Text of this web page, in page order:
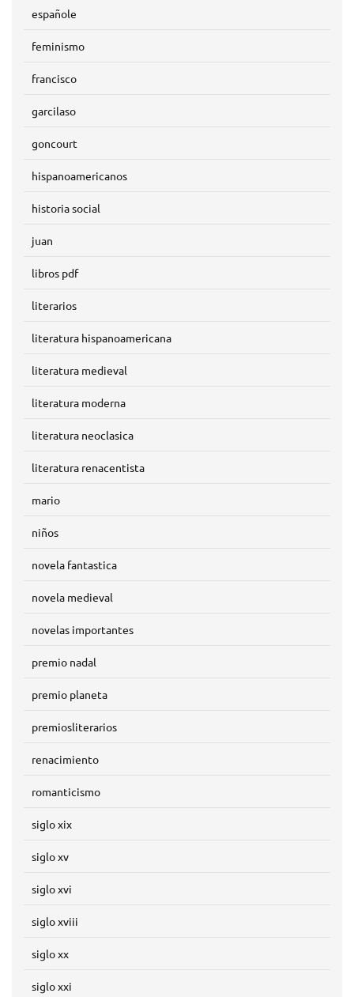
españole
feminismo
francisco
garcilaso
goncourt
hispanoamericanos
historia social
juan
libros pdf
literarios
literatura hispanoamericana
literatura medieval
literatura moderna
literatura neoclasica
literatura renacentista
mario
niños
novela fantastica
novela medieval
novelas importantes
premio nadal
premio planeta
premiosliterarios
renacimiento
romanticismo
siglo xix
siglo xv
siglo xvi
siglo xviii
siglo xx
siglo xxi